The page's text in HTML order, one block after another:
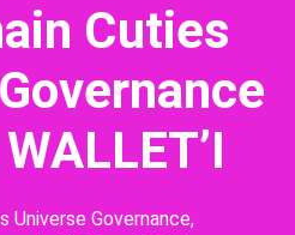
Cuties
Universe Governance,